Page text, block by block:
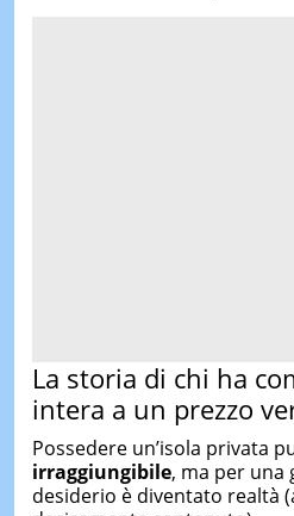
La storia di chi ha
intera a un prezzo
Possedere un’isola privata
irraggiungibile, ma per una
desiderio è diventato realtà